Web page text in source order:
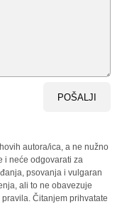
POŠALJI
autora/ica, a ne nužno
i neće odgovarati za
psovanja i vulgaran
ali to ne obavezuje
Čitanjem prihvatate